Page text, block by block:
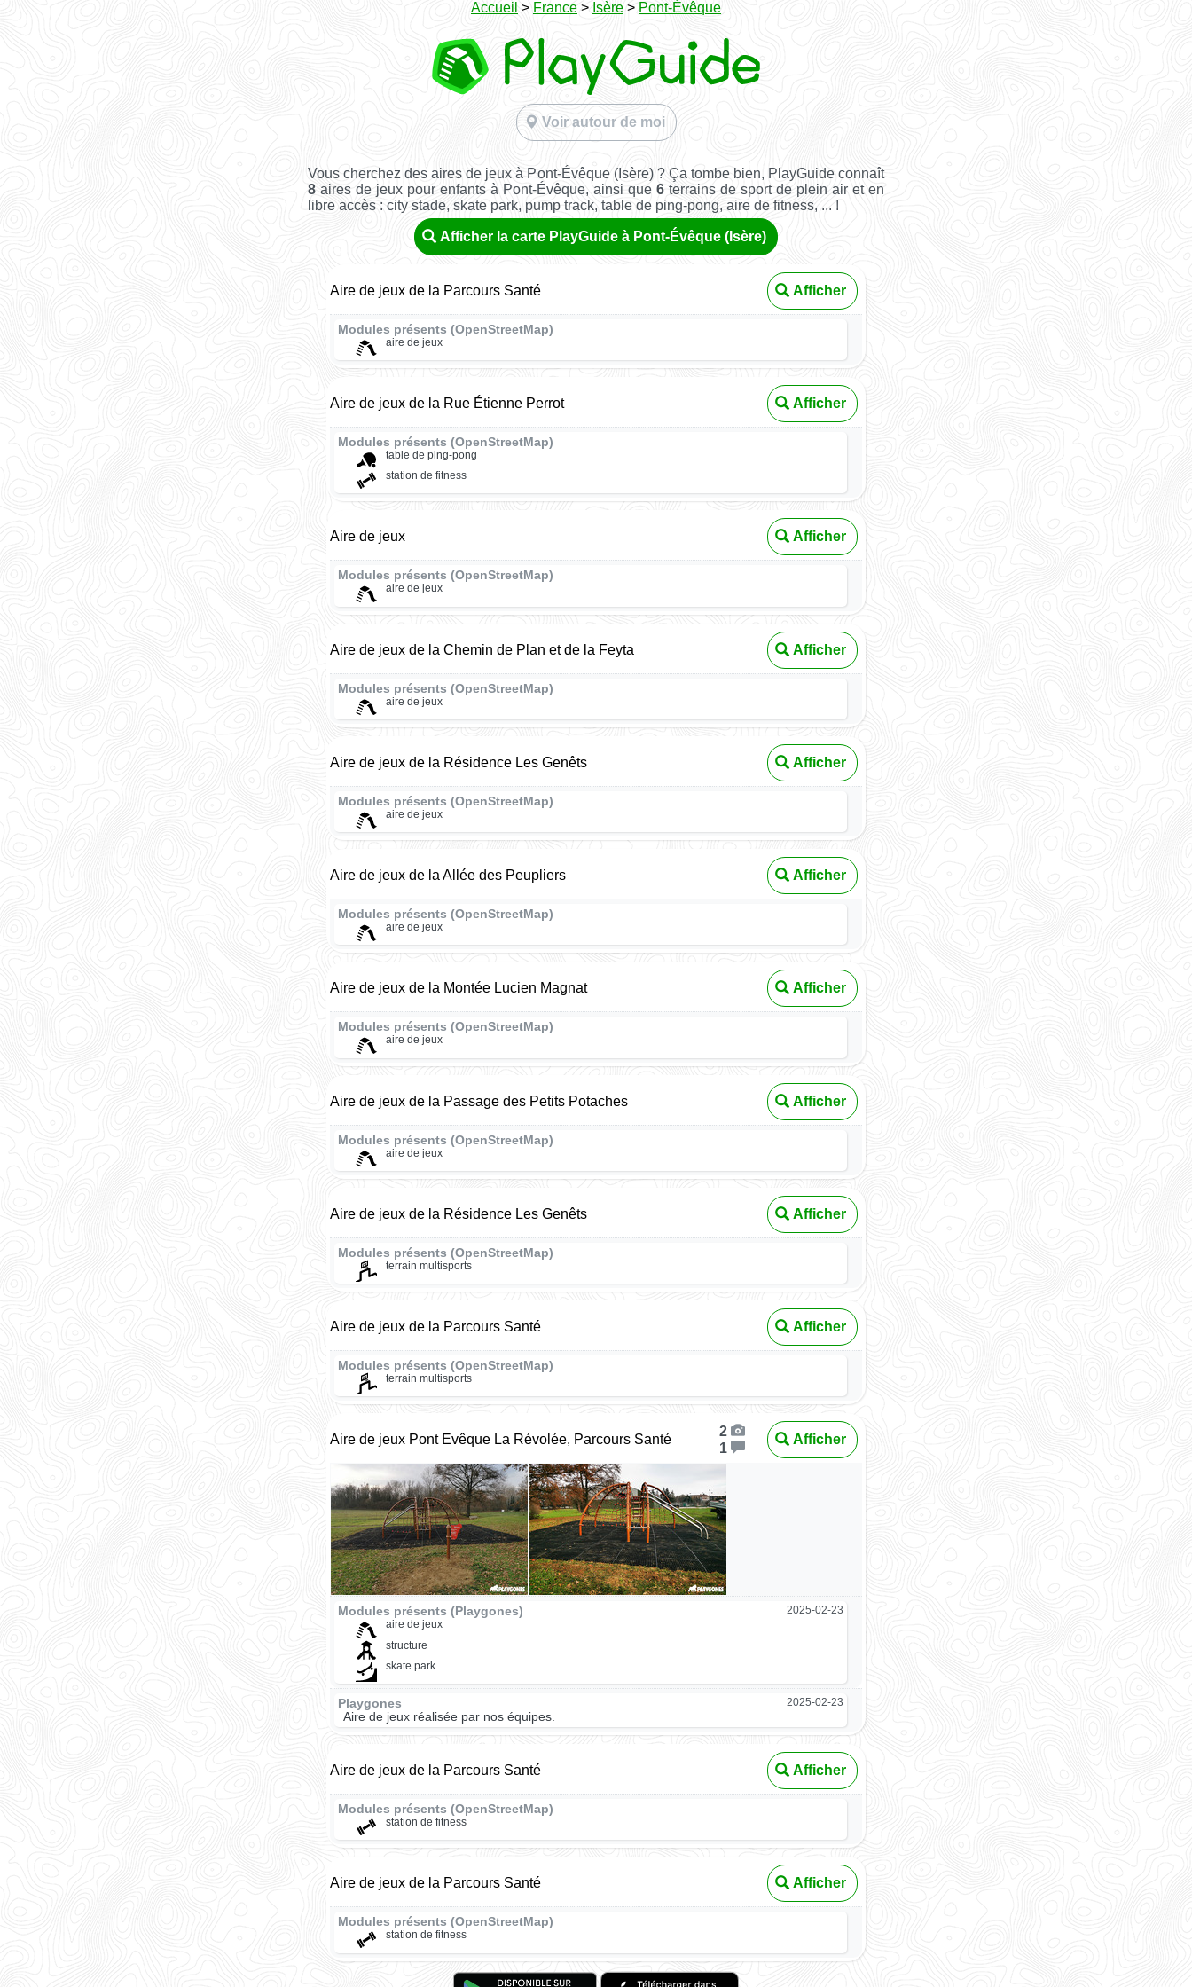
Accueil > France > Isère > Pont-Évêque
Voir autour de moi
Vous cherchez des aires de jeux à Pont-Évêque (Isère) ? Ça tombe bien, PlayGuide connaît
8 aires de jeux pour enfants à Pont-Évêque, ainsi que 6 terrains de sport de plein air et en
libre accès : city stade, skate park, pump track, table de ping-pong, aire de fitness, ... !
Afficher la carte PlayGuide à Pont-Évêque (Isère)
Aire de jeux de la Parcours Santé Afficher
Modules présents (OpenStreetMap)
aire de jeux
Aire de jeux de la Rue Étienne Perrot Afficher
Modules présents (OpenStreetMap)
table de ping-pong
station de fitness
Aire de jeux Afficher
Modules présents (OpenStreetMap)
aire de jeux
Aire de jeux de la Chemin de Plan et de la Feyta Afficher
Modules présents (OpenStreetMap)
aire de jeux
Aire de jeux de la Résidence Les Genêts Afficher
Modules présents (OpenStreetMap)
aire de jeux
Aire de jeux de la Allée des Peupliers Afficher
Modules présents (OpenStreetMap)
aire de jeux
Aire de jeux de la Montée Lucien Magnat Afficher
Modules présents (OpenStreetMap)
aire de jeux
Aire de jeux de la Passage des Petits Potaches Afficher
Modules présents (OpenStreetMap)
aire de jeux
Aire de jeux de la Résidence Les Genêts Afficher
Modules présents (OpenStreetMap)
terrain multisports
Aire de jeux de la Parcours Santé Afficher
Modules présents (OpenStreetMap)
terrain multisports
Aire de jeux Pont Evêque La Révolée, Parcours Santé
2
1
Afficher
Modules présents (Playgones) 2025-02-23
aire de jeux
structure
skate park
Playgones 2025-02-23
Aire de jeux réalisée par nos équipes.
Aire de jeux de la Parcours Santé Afficher
Modules présents (OpenStreetMap)
station de fitness
Aire de jeux de la Parcours Santé Afficher
Modules présents (OpenStreetMap)
station de fitness